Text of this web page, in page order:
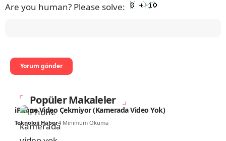
Are you human? Please solve:
Popüler Makaleler
iPhone Video Çekmiyor (Kamerada Video Yok)
Teknoloji Haber4 Minimum Okuma